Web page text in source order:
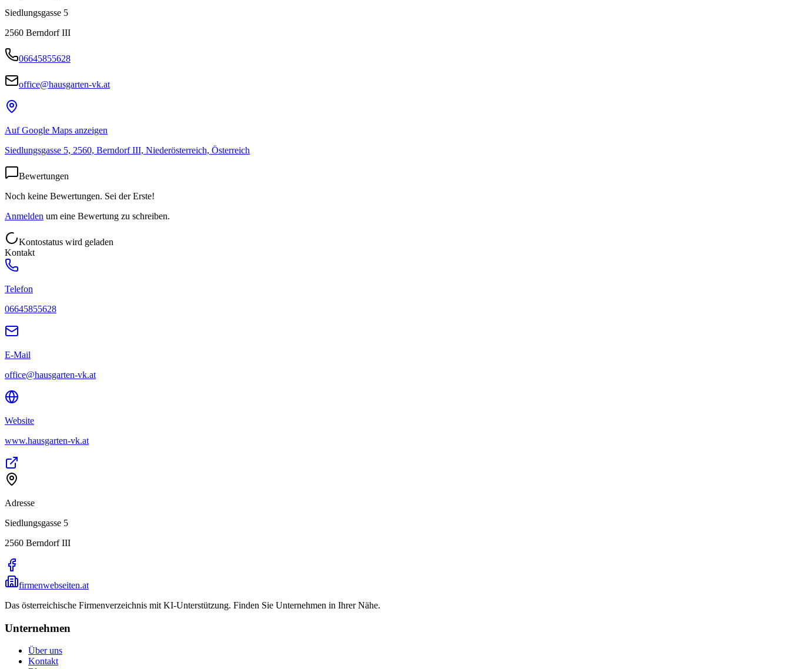
Siedlungsgasse 5
2560 Berndorf III
06645855628
office@hausgarten-vk.at
Auf Google Maps anzeigen
Siedlungsgasse 5, 2560, Berndorf III, Niederösterreich, Österreich
Bewertungen
Noch keine Bewertungen. Sei der Erste!
Anmelden um eine Bewertung zu schreiben.
Kontostatus wird geladen
Kontakt
Telefon
06645855628
E-Mail
office@hausgarten-vk.at
Website
www.hausgarten-vk.at
Adresse
Siedlungsgasse 5
2560 Berndorf III
firmenwebseiten.at
Das österreichische Firmenverzeichnis mit KI-Unterstützung. Finden Sie Unternehmen in Ihrer Nähe.
Unternehmen
Über uns
Kontakt